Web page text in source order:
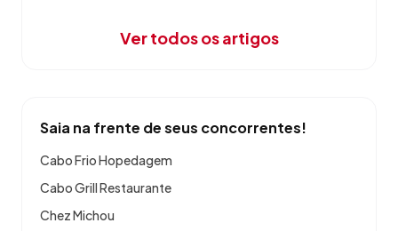
Ver todos os artigos
Saia na frente de seus concorrentes!
Cabo Frio Hopedagem
Cabo Grill Restaurante
Chez Michou